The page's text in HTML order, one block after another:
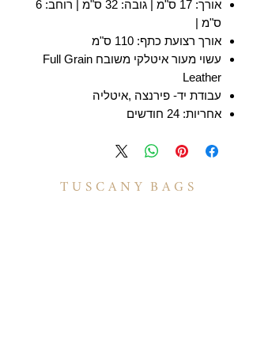
אורך: 17 ס"מ | גובה: 32 ס"מ | רוחב: 6
ס"מ |
אורך רצועת כתף: 110 ס"מ
עשוי מעור איטלקי משובח Full Grain
Leather
עבודת יד- פירנצה ,איטליה
אחריות: 24 חודשים
T U S C A N Y B A G S